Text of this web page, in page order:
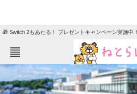
🎁 Switch 2もあたる！ プレゼントキャンペーン実施中！
ねとらぼメニュー
TOP ニュース